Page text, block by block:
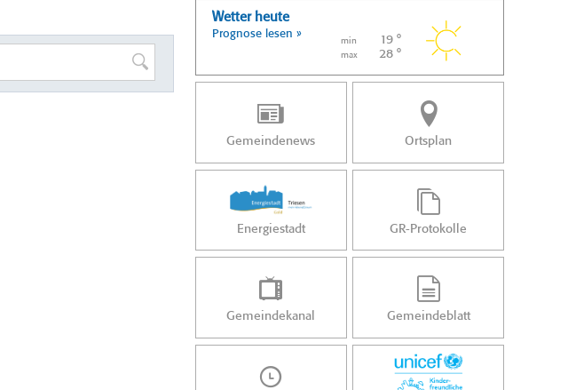
Wetter heute
Prognose lesen »
min 19 °
max 28 °
Gemeindenews Ortsplan
Energiestadt GR-Protokolle
Gemeindekanal Gemeindeblatt